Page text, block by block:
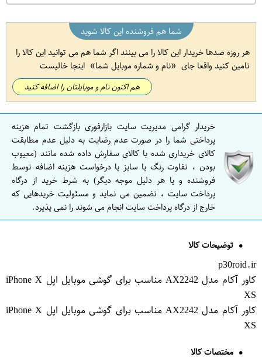
شما هم فروشنده این کالا شوید
هر روزه صدها خریدار این کالا را می بینند اگر شما هم می توانید این کالا را
تامین کنید واقعا جای
نام و شماره موبایل شما اینجا خالیست
هم اکنون نام و موبایلتان را اضافه کنید
خریدار گرامی مدیریت سایت بازارفوری بازگشت تمام هزینه
پرداختی شما را در صورت عدم رضایت به دلیل عدم مطابقت
کالای خریداری شده با کالای سفارش داده شده مانند (معیوب
بودن ، تفاوت رنگ یا سایز یا درخواست هزینه اضافه توسط
فروشنده و یا هر دلیل موجه دیگر) به شرط خرید از درگاه
پرداخت سایت ، تضمین می نماید و مسئولیت خریدهایی که
خارج از درگاه پرداخت سایت انجام می شوند را نمی پذیرد.
توضیحات کالا
p30roid.ir
کاور آکام مدل AX2242 مناسب برای گوشی موبایل اپل iPhone X
XS
کاور آکام مدل AX2242 مناسب برای گوشی موبایل اپل iPhone X
XS
مختصات کالا